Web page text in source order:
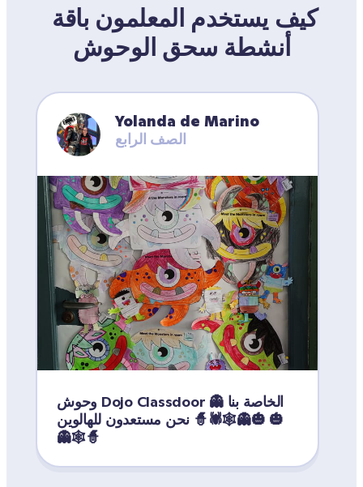
أنشطة سحق الوحوش
Yolanda de Marino
الصف الرابع
وحوش Dojo Classdoor الخاصة بنا 👻
🎃👻🕸️🕷️🧙 نحن مستعدون للهالوين 🎃
👻🕸️🧙